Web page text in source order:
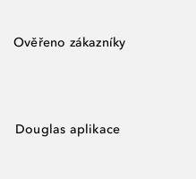
Ověřeno zákazníky
Douglas aplikace